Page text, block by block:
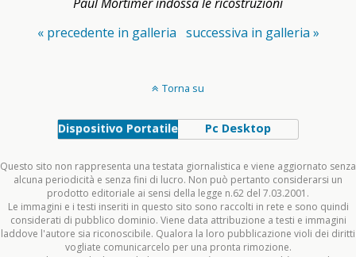
« precedente in galleria successiva in galleria »
Torna su
Dispositivo Portatile Pc Desktop
Questo sito non rappresenta una testata giornalistica e viene aggiornato senza
alcuna periodicità e senza fini di lucro. Non può pertanto considerarsi un
prodotto editoriale ai sensi della legge n.62 del 7.03.2001.
Le immagini e i testi inseriti in questo sito sono raccolti in rete e sono quindi
considerati di pubblico dominio. Viene data attribuzione a testi e immagini
laddove l'autore sia riconoscibile. Qualora la loro pubblicazione violi dei diritti
vogliate comunicarcelo per una pronta rimozione.